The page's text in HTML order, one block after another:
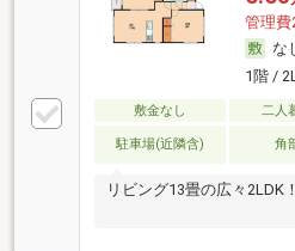
管理費
な
1階 /
敷金なし 二人
駐車場(近隣含) 角
リビング13畳の広々2LDK